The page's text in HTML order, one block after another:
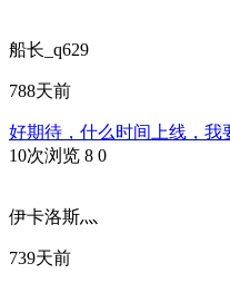
船长_q629
788天前
好期待，什么时间上线，我
10次浏览 8 0
伊卡洛斯灬
739天前